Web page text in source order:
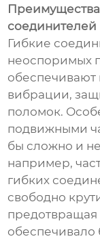
соединителей
Гибкие
неоспоримых
обеспечивают
вибрации,
поломок.
подвижными
бы сложно и
например,
гибких
свободно
предотвращая
обеспечивало